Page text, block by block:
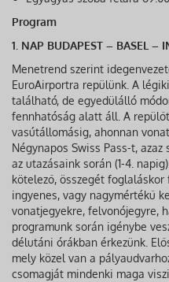
Program
1. NAP BUDAPEST – BASEL –
Menetrend szerint
EuroAirportra repülünk. A
található, de egyedülálló
fennhatóság alatt áll. A
vasútállomásig, ahonnan
Négynapos Swiss Pass-t,
az utazásaink során (1-4.
kötelező, összegét
ingyenes, vagy nagymértékű
vonatjegyekre, felvonójegyre,
programunk során igénybe
délutáni órákban érkezünk.
mely közel van a
csomagját mindenki maga